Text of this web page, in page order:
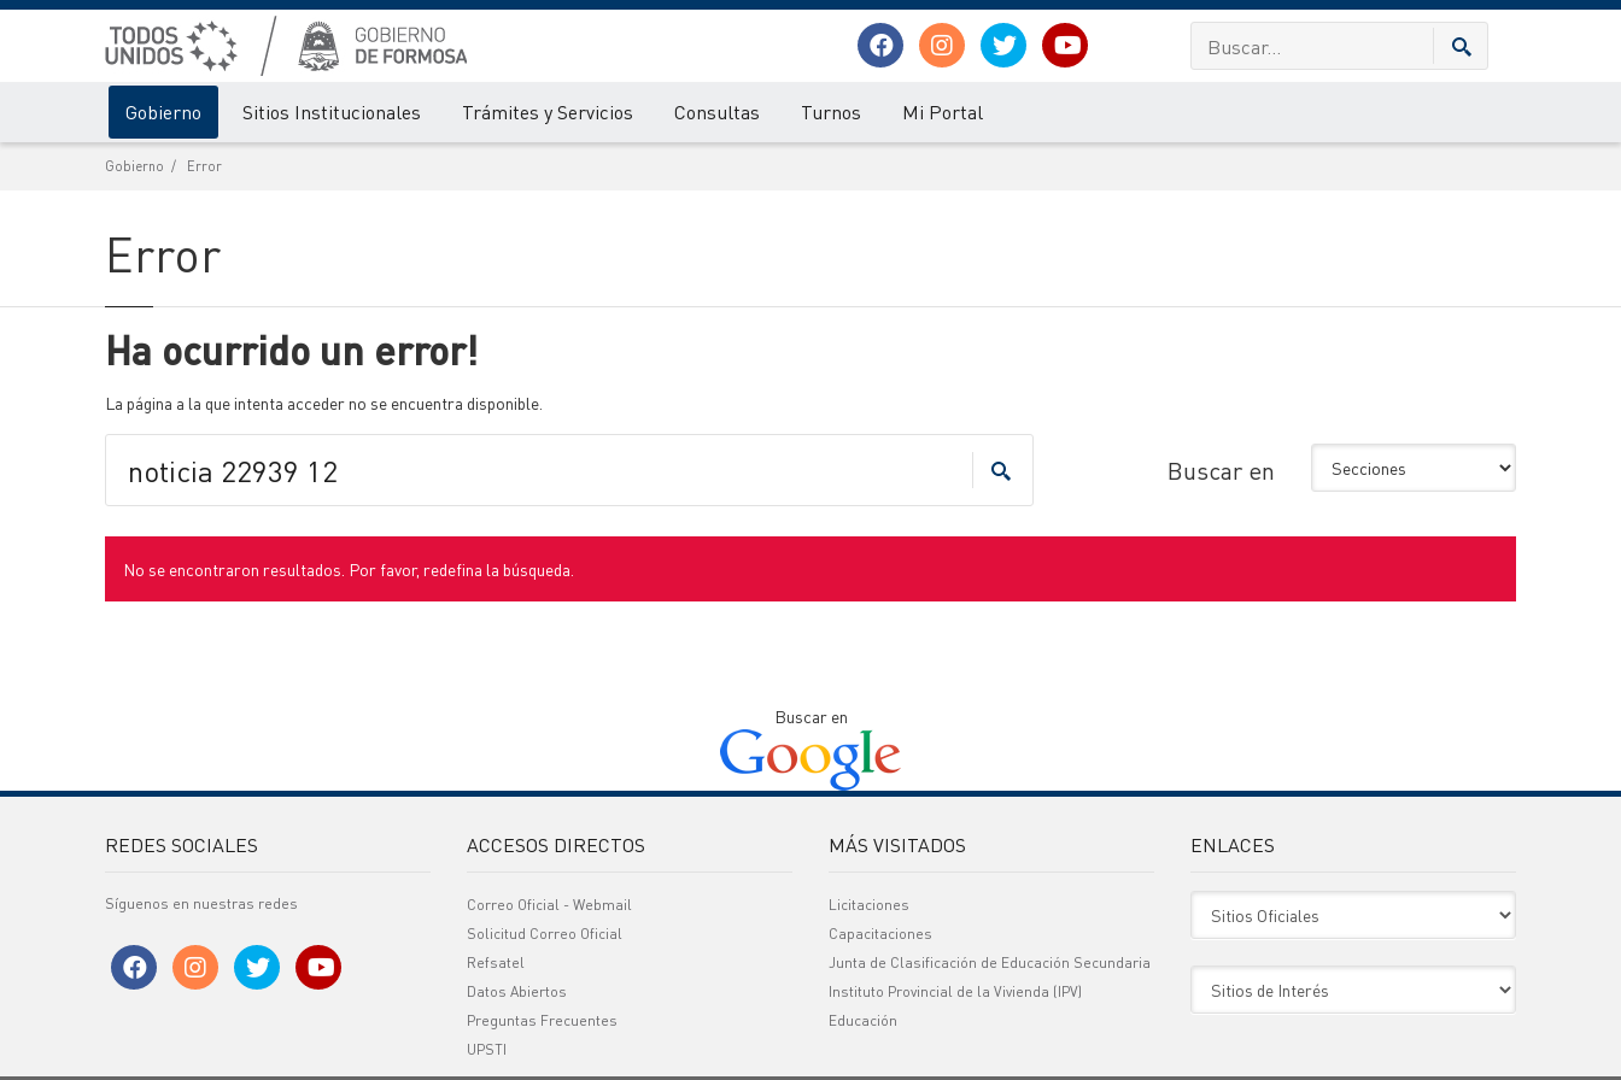
Gobierno Sitios Institucionales Trámites y Servicios Consultas Turnos Mi Portal
Gobierno Error
Error
Ha ocurrido un error!
La página a la que intenta acceder no se encuentra disponible.
Buscar en
No se encontraron resultados. Por favor, redefina la búsqueda.
Buscar en
REDES SOCIALES
Síguenos en nuestras redes
ACCESOS DIRECTOS
Correo Oficial - Webmail
Solicitud Correo Oficial
Refsatel
Datos Abiertos
Preguntas Frecuentes
UPSTI
MÁS VISITADOS
Licitaciones
Capacitaciones
Junta de Clasificación de Educación Secundaria
Instituto Provincial de la Vivienda (IPV)
Educación
ENLACES